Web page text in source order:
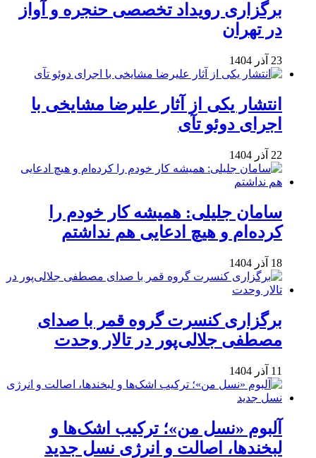
برگزاری رویداد تخصصی حنجره و آواز
در تهران
23 آذر 1404
انتشار یکی از آثار علیرضا مشایخی با
اجرای دوئو تآی
22 آذر 1404
سامان جلیلی: همیشه کار خودم را
کرده‌ام و هیچ ادعایی هم نداشتم
18 آذر 1404
برگزاری کنسرت گروه قمر با صدای
مصطفی جلالی‌پور در تالار وحدت
11 آذر 1404
آلبوم «نسل من»؛ ترکیب اشک‌ها و
لبخندها، اصالت و انرژی نسل جدید